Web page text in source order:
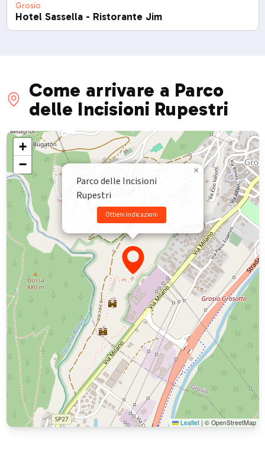
Grosio
Hotel Sassella - Ristorante Jim
Come arrivare a Parco
delle Incisioni Rupestri
Parco delle Incisioni
Rupestri
Ottieni indicazioni
×
+
−
Leaflet | © OpenStreetMap